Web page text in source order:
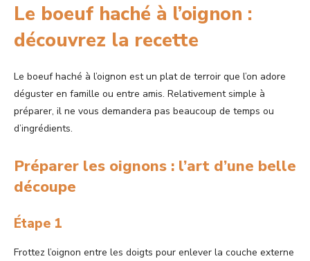
Le boeuf haché à l’oignon :
découvrez la recette
Le boeuf haché à l’oignon est un plat de terroir que l’on adore
déguster en famille ou entre amis. Relativement simple à
préparer, il ne vous demandera pas beaucoup de temps ou
d’ingrédients.
Préparer les oignons : l’art d’une belle
découpe
Étape 1
Frottez l’oignon entre les doigts pour enlever la couche externe